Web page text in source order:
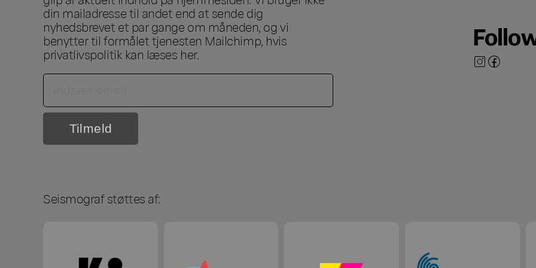
din mailadresse til andet end at sende dig
nyhedsbrevet et par gange om måneden, og vi
benytter til formålet tjenesten Mailchimp, hvis
privatlivspolitik kan læses her.
Seismograf støttes af: